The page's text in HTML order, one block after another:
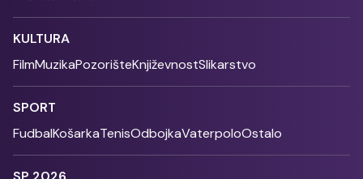
KULTURA
FilmMuzikaPozorišteKnjiževnostSlikarstvo
SPORT
FudbalKošarkaTenisOdbojkaVaterpoloOstalo